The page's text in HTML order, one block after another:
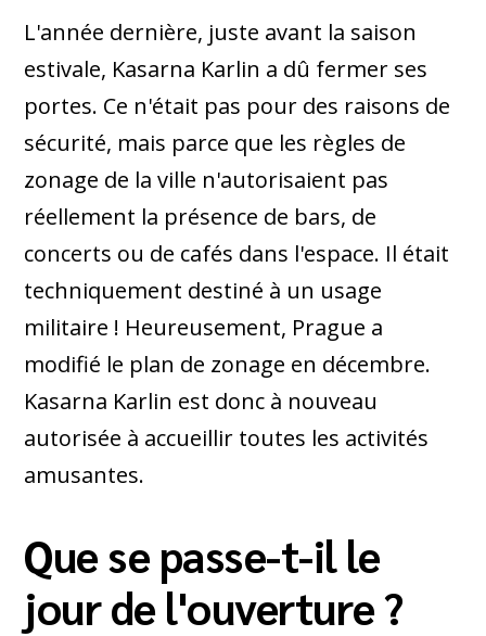
L'année dernière, juste avant la saison
estivale, Kasarna Karlin a dû fermer ses
portes. Ce n'était pas pour des raisons de
sécurité, mais parce que les règles de
zonage de la ville n'autorisaient pas
réellement la présence de bars, de
concerts ou de cafés dans l'espace. Il était
techniquement destiné à un usage
militaire ! Heureusement, Prague a
modifié le plan de zonage en décembre.
Kasarna Karlin est donc à nouveau
autorisée à accueillir toutes les activités
amusantes.
Que se passe-t-il le
jour de l'ouverture ?